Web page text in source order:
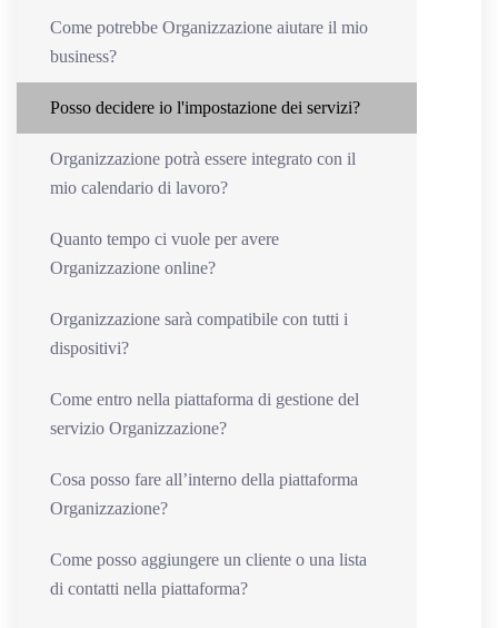
Come potrebbe Organizzazione aiutare il mio
business?
Posso decidere io l'impostazione dei servizi?
Organizzazione potrà essere integrato con il
mio calendario di lavoro?
Quanto tempo ci vuole per avere
Organizzazione online?
Organizzazione sarà compatibile con tutti i
dispositivi?
Come entro nella piattaforma di gestione del
servizio Organizzazione?
Cosa posso fare all’interno della piattaforma
Organizzazione?
Come posso aggiungere un cliente o una lista
di contatti nella piattaforma?